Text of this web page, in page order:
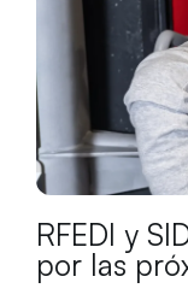
RFEDI y
por las